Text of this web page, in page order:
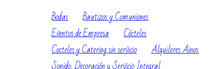
Bodas
Bautizos y Comuniones
Eventos de Empresa
Cócteles
Cocteles y Catering sin servicio
Alquileres Ainos